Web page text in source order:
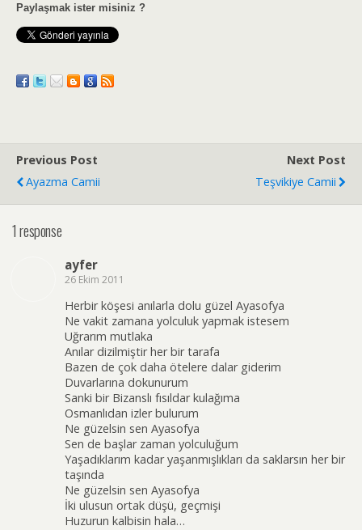
Paylaşmak ister misiniz ?
Previous Post
Ayazma Camii
Next Post
Teşvikiye Camii
1 response
ayfer
26 Ekim 2011
Herbir köşesi anılarla dolu güzel Ayasofya
Ne vakit zamana yolculuk yapmak istesem
Uğrarım mutlaka
Anılar dizilmiştir her bir tarafa
Bazen de çok daha ötelere dalar giderim
Duvarlarına dokunurum
Sanki bir Bizanslı fısıldar kulağıma
Osmanlıdan izler bulurum
Ne güzelsin sen Ayasofya
Sen de başlar zaman yolculuğum
Yaşadıklarım kadar yaşanmışlıkları da saklarsın her bir
taşında
Ne güzelsin sen Ayasofya
İki ulusun ortak düşü, geçmişi
Huzurun kalbisin hala…